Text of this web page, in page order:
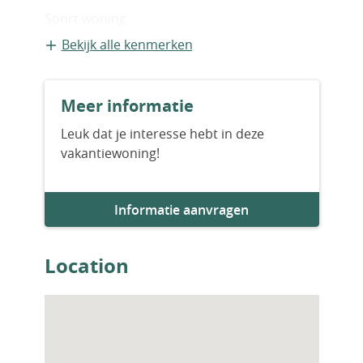
Geschakelde recreatiewoning
Bestaande bouw
Bouwjaar
Aantal slaapkamers
Aantal badkamers
Bekijk alle kenmerken
Meer informatie
Leuk dat je interesse hebt in deze
vakantiewoning!
Informatie aanvragen
Location